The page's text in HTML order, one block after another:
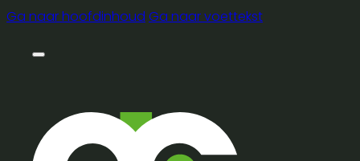
Ga naar hoofdinhoud Ga naar voettekst